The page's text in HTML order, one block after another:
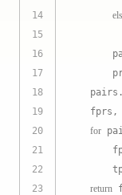
14
15
16
17
18
19
20
21
22
23
fprs,
for
return